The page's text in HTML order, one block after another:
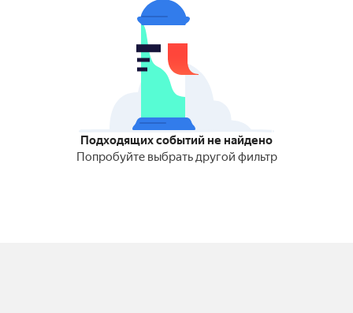
Подходящих событий не найдено
Попробуйте выбрать другой фильтр